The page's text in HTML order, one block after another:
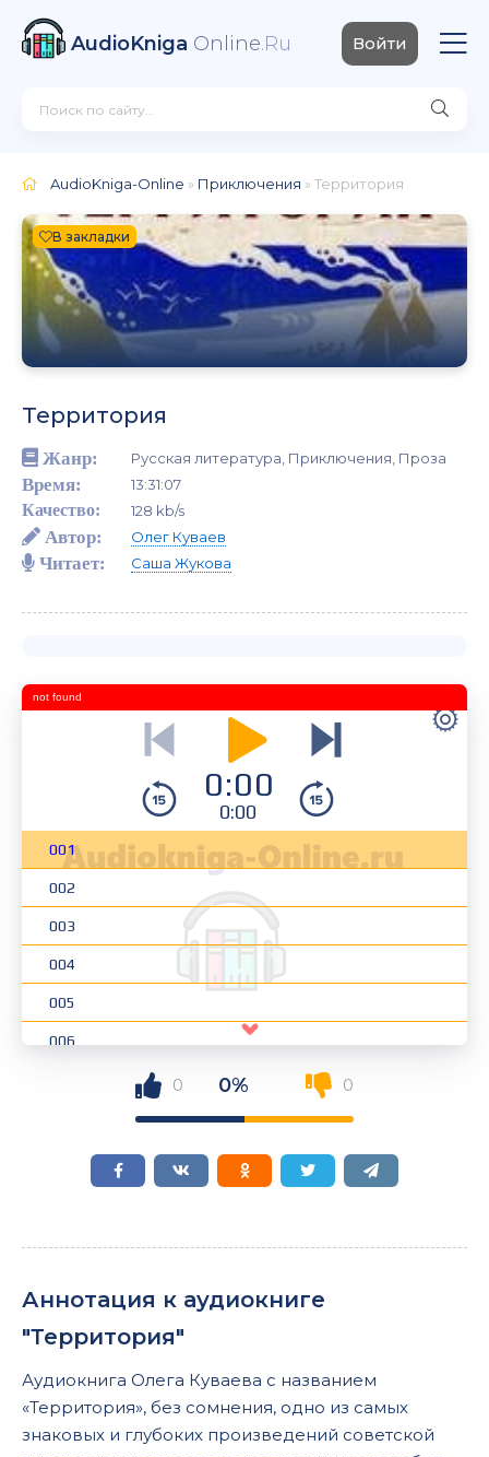
AudioKniga Online.Ru Войти
AudioKniga-Online » Приключения » Территория
В закладки
Территория
Жанр: Русская литература, Приключения, Проза
Время:
13:31:07
Качество:
128 kb/s
Автор: Олег Куваев
Читает: Саша Жукова
0:00
0:00
001
002
003
004
005
006
013
014
015
not found
0 0% 0
Аннотация к аудиокниге
"Территория"
Аудиокнига Олега Куваева с названием
«Территория», без сомнения, одно из самых
знаковых и глубоких произведений советской